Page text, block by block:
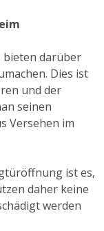
bieten darüber
Dies ist
und der
seinen
Versehen im
ist es,
daher keine
werden